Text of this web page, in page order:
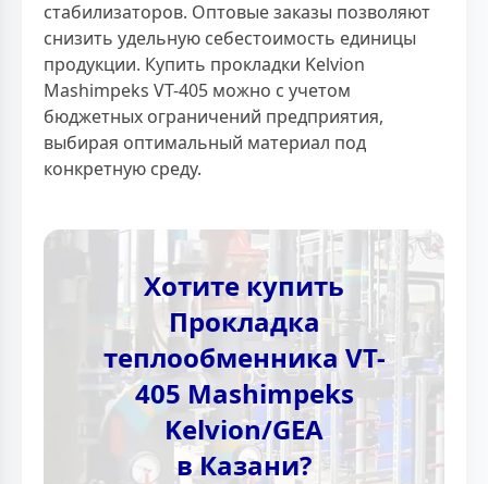
стабилизаторов. Оптовые заказы позволяют
снизить удельную себестоимость единицы
продукции. Купить прокладки Kelvion
Mashimpeks VT-405 можно с учетом
бюджетных ограничений предприятия,
выбирая оптимальный материал под
конкретную среду.
Хотите купить
Прокладка
теплообменника VT-
405 Mashimpeks
Kelvion/GEA
в Казани?